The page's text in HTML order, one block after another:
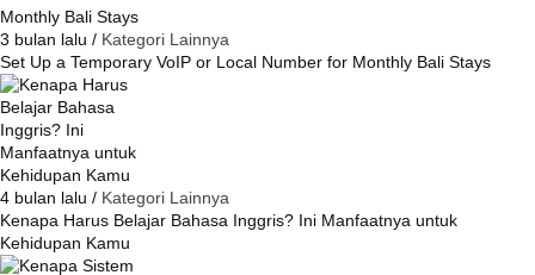
3 bulan lalu / Kategori Lainnya
Set Up a Temporary VoIP or Local Number for Monthly Bali Stays
4 bulan lalu / Kategori Lainnya
Kenapa Harus Belajar Bahasa Inggris? Ini Manfaatnya untuk
Kehidupan Kamu